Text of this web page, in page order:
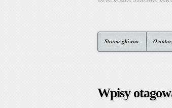
Strona główna O
Wpisy